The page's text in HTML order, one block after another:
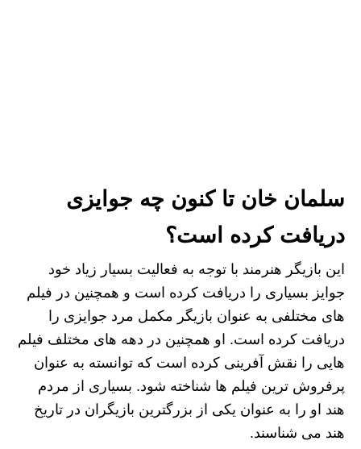
سلمان خان تا کنون چه جوایزی
دریافت کرده است؟
این بازیگر هنرمند با توجه به فعالیت بسیار زیاد خود
جوایز بسیاری را دریافت کرده است و همچنین در فیلم‌
های مختلفی به عنوان بازیگر مکمل مرد جوایزی را
دریافت کرده است. او همچنین در دهه های مختلف فیلم
هایی را نقش آفرینی کرده است که توانسته به عنوان
پرفروش ترین فیلم‌ ها شناخته شود. بسیاری از مردم
هند او را به عنوان یکی از بزرگترین بازیگران در تاریخ
هند می‌ شناسند.